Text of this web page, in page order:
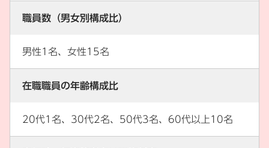
職員数（男女別構成比）
男性1名、女性15名
在職職員の年齢構成比
20代1名、30代2名、50代3名、60代以上10名